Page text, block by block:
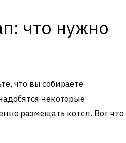
что нужно
что вы собираете
некоторые
размещать котел. Вот что